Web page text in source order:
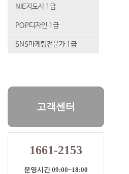
NIE지도사 1급
POP디자인 1급
SNS마케팅전문가 1급
고객센터
1661-2153
운영시간 09:00~18:00